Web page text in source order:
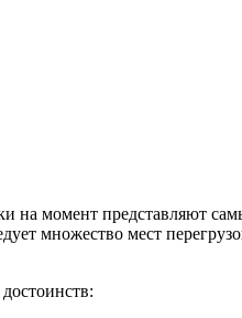
на момент представляют
множество мест